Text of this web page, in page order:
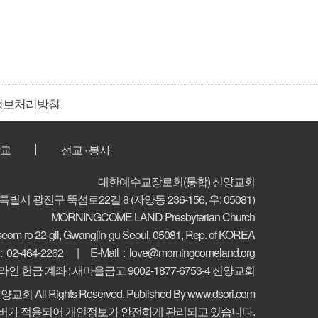
처리방침
선교 · 봉사
대한예수교장로회(통합) 신양교회
별시 광진구 뚝섬로22길 8(자양동 236-156, 우: 05081)
MORNINGCOME LAND Presbyterian Church
ro 22-gil, Gwangjin-guSeoul, 05081, Rep. of KOREA
02-464-2262 E-Mail : love@morningcomeland.org
인 헌금 계좌 : 새마을금고 9002-1877-6753-4 신양교회
교회All Rights Reserved.Published By www.dsori.com관리
가 적용되어 개인정보가 안전하게 관리되고 있습니다.